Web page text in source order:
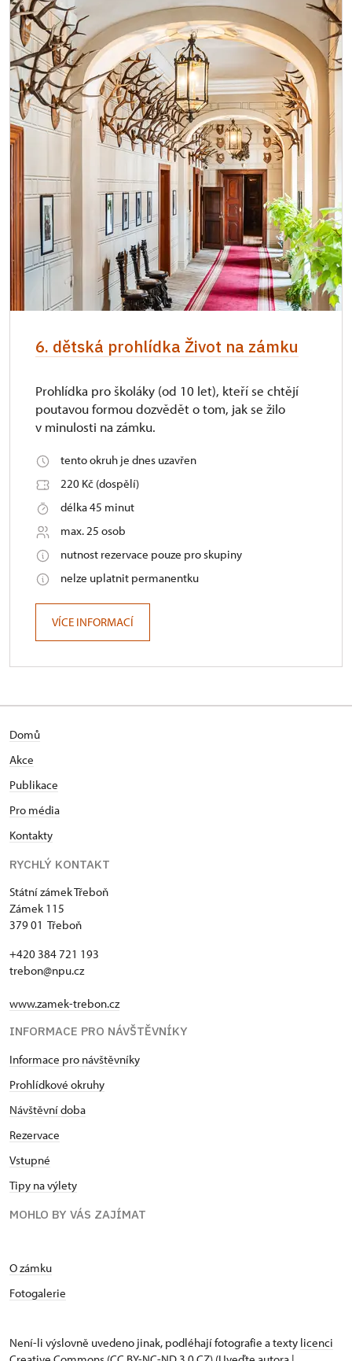
6. dětská prohlídka Život na zámku
Prohlídka pro školáky (od 10 let), kteří se chtějí
poutavou formou dozvědět o tom, jak se žilo
v minulosti na zámku.
tento okruh je dnes uzavřen
220 Kč (dospělí)
délka 45 minut
max. 25 osob
nutnost rezervace pouze pro skupiny
nelze uplatnit permanentku
VÍCE INFORMACÍ
Domů
Akce
Publikace
Pro média
Kontakty
RYCHLÝ KONTAKT
Státní zámek Třeboň
Zámek 115
379 01 Třeboň
+420 384 721 193
trebon@npu.cz
www.zamek-trebon.cz
INFORMACE PRO NÁVŠTĚVNÍKY
Informace pro návštěvníky
Prohlídkové okruhy
Návštěvní doba
Rezervace
Vstupné
Tipy na výlety
MOHLO BY VÁS ZAJÍMAT
O zámku
Fotogalerie
Není-li výslovně uvedeno jinak, podléhají fotografie a texty licenci